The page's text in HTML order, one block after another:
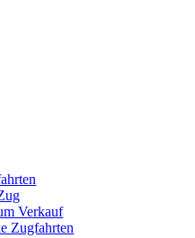
Verkauf
Zugfahrten